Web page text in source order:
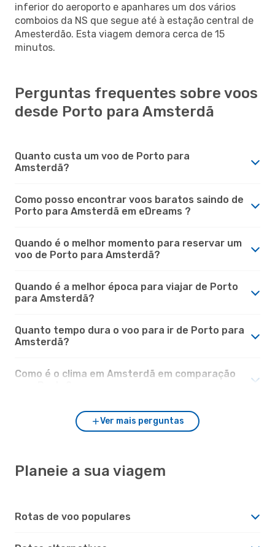
inferior do aeroporto e apanhares um dos vários
comboios da NS que segue até à estação central de
Amesterdão. Esta viagem demora cerca de 15
minutos.
Perguntas frequentes sobre voos
desde Porto para Amsterdã
Quanto custa um voo de Porto para
Amsterdã?
Como posso encontrar voos baratos saindo de
Porto para Amsterdã em eDreams ?
Quando é o melhor momento para reservar um
voo de Porto para Amsterdã?
Quando é a melhor época para viajar de Porto
para Amsterdã?
Quanto tempo dura o voo para ir de Porto para
Amsterdã?
Como é o clima em Amsterdã em comparação
Ver mais perguntas
Planeie a sua viagem
Rotas de voo populares